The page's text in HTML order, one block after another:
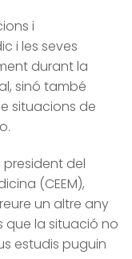
i
i les seves
durant la
sinó també
situacions de
president del
(CEEM),
un altre any
que la situació no
estudis puguin